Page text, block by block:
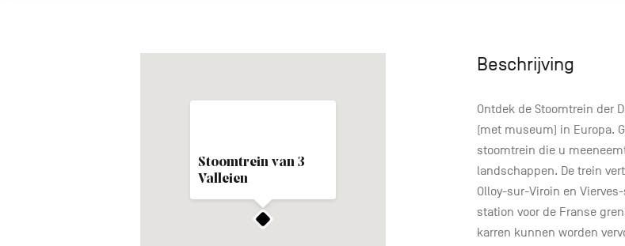
Stoomtrein van 3
Valleien
Beschrijving
Ontdek de Stoomtrein der
(met museum) in Europa.
stoomtrein die u
landschappen. De trein
Olloy-sur-Viroin en
station voor de Franse
karren kunnen worden